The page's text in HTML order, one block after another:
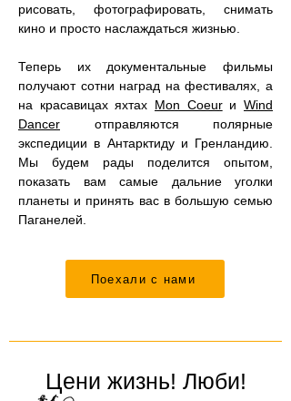
рисовать, фотографировать, снимать
кино и просто наслаждаться жизнью.
Теперь их документальные фильмы
получают сотни наград на фестивалях, а
на красавицах яхтах Mon CoeurиWind
Dancer отправляются полярные
экспедиции в Антарктиду и Гренландию.
Мы будем рады поделится опытом,
показать вам самые дальние уголки
планеты и принять вас в большую семью
Паганелей.
Поехали с нами
Цени жизнь! Люби!